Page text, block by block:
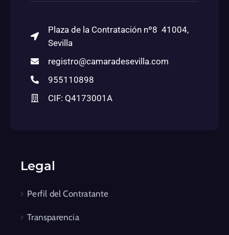
Plaza de la Contratación nº8 41004,
Sevilla
registro@camaradesevilla.com
955110898
CIF: Q4173001A
Legal
Perfil del Contratante
Transparencia